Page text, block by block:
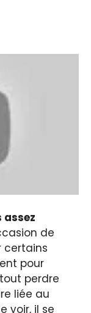
assez
de
certains
pour
perdre
liée au
voir, il se